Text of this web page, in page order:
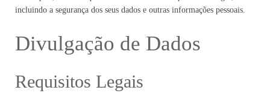
incluindo a segurança dos seus dados e outras informações pessoais.
Divulgação de Dados
Requisitos Legais